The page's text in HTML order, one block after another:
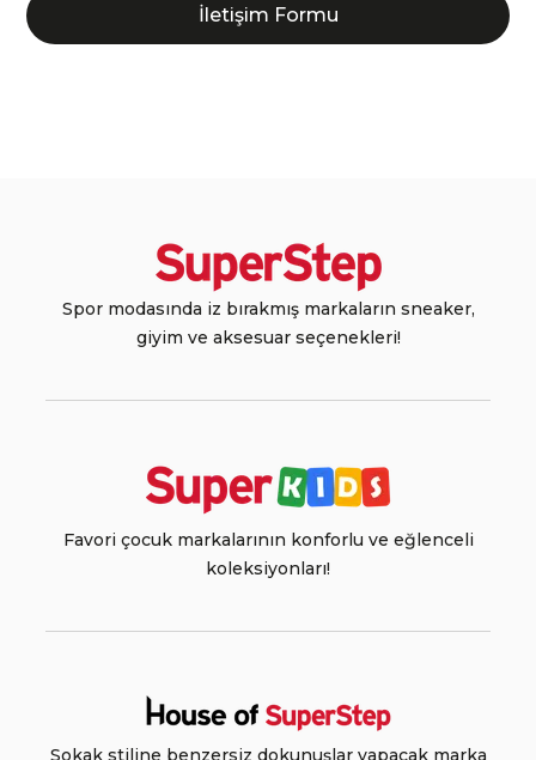
İletişim Formu
Spor modasında iz bırakmış markaların sneaker,
giyim ve aksesuar seçenekleri!
Favori çocuk markalarının konforlu ve eğlenceli
koleksiyonları!
Sokak stiline benzersiz dokunuşlar yapacak marka